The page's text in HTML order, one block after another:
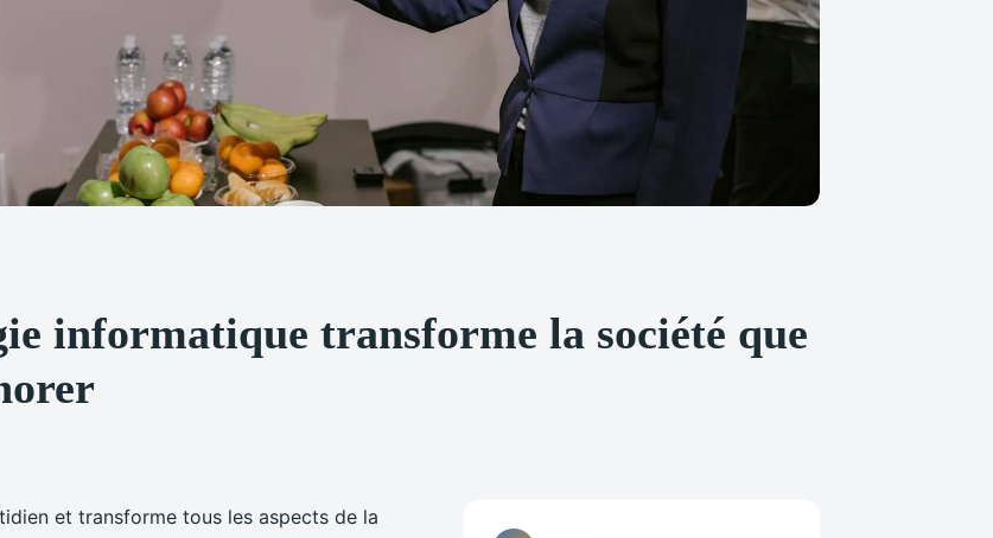
informatique transforme la société que
et transforme tous les aspects de la